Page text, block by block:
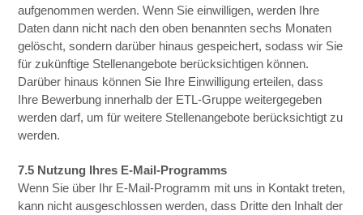
aufgenommen werden. Wenn Sie einwilligen, werden Ihre
Daten dann nicht nach den oben benannten sechs Monaten
gelöscht, sondern darüber hinaus gespeichert, sodass wir Sie
für zukünftige Stellenangebote berücksichtigen können.
Darüber hinaus können Sie Ihre Einwilligung erteilen, dass
Ihre Bewerbung innerhalb der ETL-Gruppe weitergegeben
werden darf, um für weitere Stellenangebote berücksichtigt zu
werden.
7.5 Nutzung Ihres E-Mail-Programms
Wenn Sie über Ihr E-Mail-Programm mit uns in Kontakt treten,
kann nicht ausgeschlossen werden, dass Dritte den Inhalt der